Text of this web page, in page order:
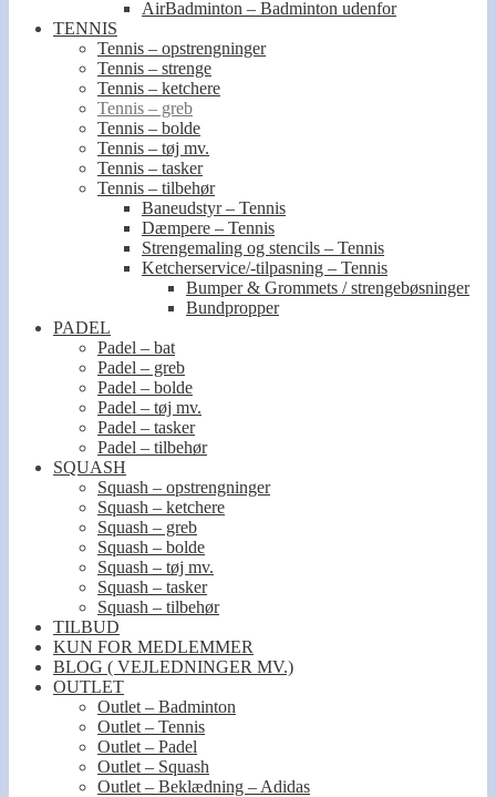
AirBadminton – Badminton udenfor
TENNIS
Tennis – opstrengninger
Tennis – strenge
Tennis – ketchere
Tennis – greb
Tennis – bolde
Tennis – tøj mv.
Tennis – tasker
Tennis – tilbehør
Baneudstyr – Tennis
Dæmpere – Tennis
Strengemaling og stencils – Tennis
Ketcherservice/-tilpasning – Tennis
Bumper & Grommets / strengebøsninger
Bundpropper
PADEL
Padel – bat
Padel – greb
Padel – bolde
Padel – tøj mv.
Padel – tasker
Padel – tilbehør
SQUASH
Squash – opstrengninger
Squash – ketchere
Squash – greb
Squash – bolde
Squash – tøj mv.
Squash – tasker
Squash – tilbehør
TILBUD
KUN FOR MEDLEMMER
BLOG ( VEJLEDNINGER MV.)
OUTLET
Outlet – Badminton
Outlet – Tennis
Outlet – Padel
Outlet – Squash
Outlet – Beklædning – Adidas